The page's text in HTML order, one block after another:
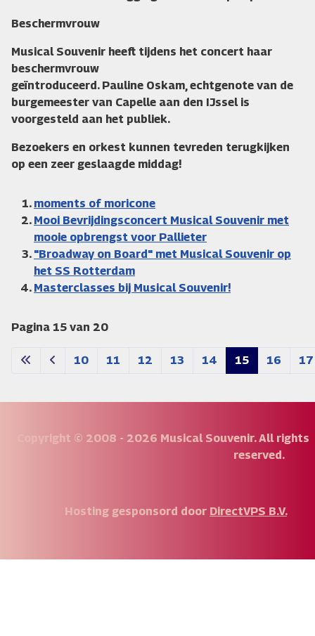
Beschermvrouw
Musical Souvenir heeft tijdens het concert haar
beschermvrouw
geïntroduceerd. Pauline Oskam, echtgenote van de
burgemeester van Capelle aan den IJssel is
voorgesteld aan het publiek.
Bezoekers en orkest kunnen tevreden terugkijken
op een zeer geslaagde middag!
moments of moricone
Mooi Bevrijdingsconcert Musical Souvenir met
mooie opbrengst voor Pallieter
"Broadway on Board" met Musical Souvenir op
het SS Rotterdam
Masterclasses bij Musical Souvenir!
Pagina 15 van 20
10 11 12 13 14 15 16 17
Copyright © 2008 - 2026 Musical Souvenir. All rights
reserved.
Hosting gesponsord door DirectVPS B.V.